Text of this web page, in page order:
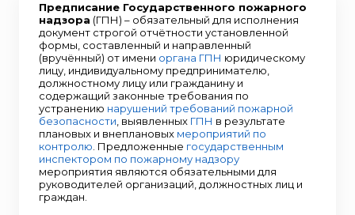
Предписание Государственного пожарного
надзора (ГПН) – обязательный для исполнения
документ строгой отчётности установленной
формы, составленный и направленный
(вручённый) от имени органа ГПН юридическому
лицу, индивидуальному предпринимателю,
должностному лицу или гражданину и
содержащий законные требования по
устранению нарушений требований пожарной
безопасности , выявленных ГПН в результате
плановых и внеплановых мероприятий по
контролю . Предложенные государственным
инспектором по пожарному надзору
мероприятия являются обязательными для
руководителей организаций, должностных лиц и
граждан.